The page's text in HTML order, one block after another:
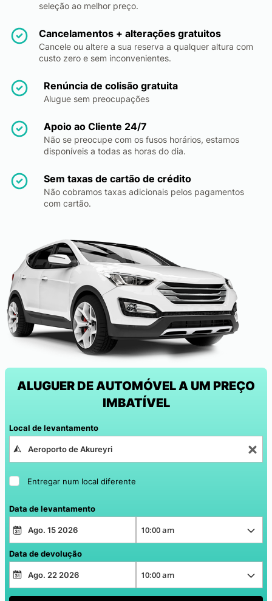
seleção ao melhor preço.
Cancelamentos + alterações gratuitos
Cancele ou altere a sua reserva a qualquer altura com
custo zero e sem inconvenientes.
Renúncia de colisão gratuita
Alugue sem preocupações
Apoio ao Cliente 24/7
Não se preocupe com os fusos horários, estamos
disponíveis a todas as horas do dia.
Sem taxas de cartão de crédito
Não cobramos taxas adicionais pelos pagamentos
com cartão.
ALUGUER DE AUTOMÓVEL A UM PREÇO
IMBATÍVEL
Local de levantamento
Entregar num local diferente
Data de levantamento
Data de devolução